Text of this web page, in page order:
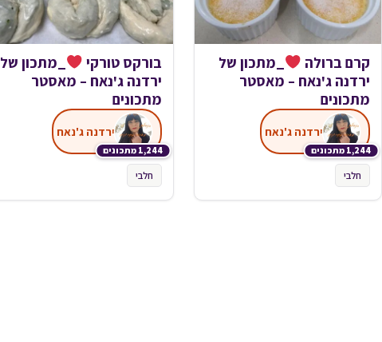
קרם ברולה
_מתכון של
ירדנה ג'נאח – מאסטר
מתכונים
1,244 מתכונים
ירדנה ג'נאח
חלבי
בורקס טורקי
_מתכון של
ירדנה ג'נאח – מאסטר
מתכונים
1,244 מתכונים
ירדנה ג'נאח
חלבי